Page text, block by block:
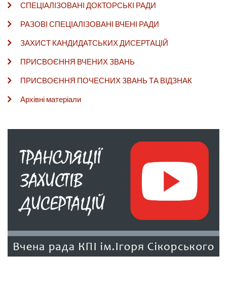
СПЕЦІАЛІЗОВАНІ ДОКТОРСЬКІ РАДИ
РАЗОВІ СПЕЦІАЛІЗОВАНІ ВЧЕНІ РАДИ
ЗАХИСТ КАНДИДАТСЬКИХ ДИСЕРТАЦІЙ
ПРИСВОЄННЯ ВЧЕНИХ ЗВАНЬ
ПРИСВОЄННЯ ПОЧЕСНИХ ЗВАНЬ ТА ВІДЗНАК
Архівні матеріали